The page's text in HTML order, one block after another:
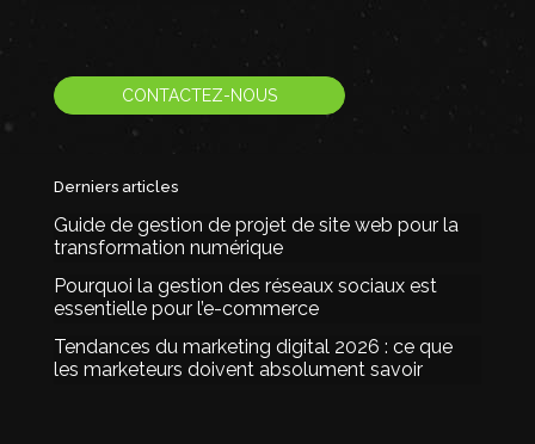
CONTACTEZ-NOUS
Derniers articles
Guide de gestion de projet de site web pour la
transformation numérique
Pourquoi la gestion des réseaux sociaux est
essentielle pour l’e-commerce
Tendances du marketing digital 2026 : ce que
les marketeurs doivent absolument savoir